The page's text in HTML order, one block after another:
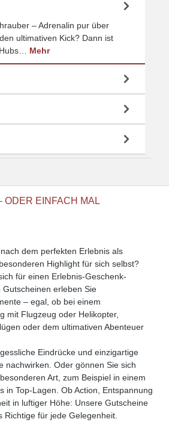
– Adrenalin pur über
ultimativen Kick? Dann ist
Mehr
ODER EINFACH MAL
dem perfekten Erlebnis als
Highlight für sich selbst?
für einen Erlebnis-Geschenk-
erleben Sie
– egal, ob bei einem
mit Flugzeug oder Helikopter,
oder dem ultimativen Abenteuer
Eindrücke und einzigartige
nachwirken. Oder gönnen Sie sich
Art, zum Beispiel in einem
in Top-Lagen. Ob Action, Entspannung
in luftiger Höhe: Unsere Gutscheine
Richtige für jede Gelegenheit.